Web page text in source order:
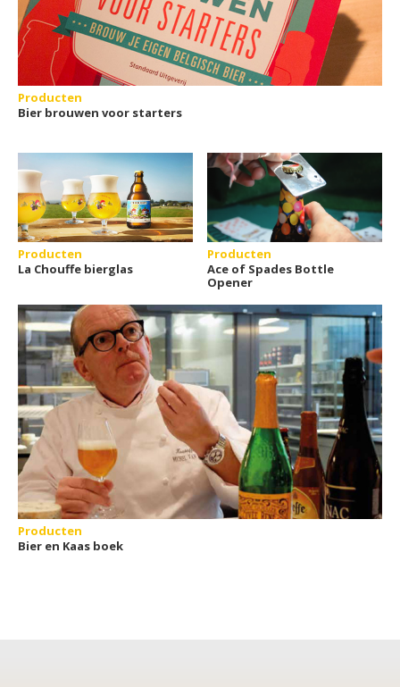
Producten
Bier brouwen voor starters
Producten
La Chouffe bierglas
Producten
Ace of Spades Bottle
Opener
Producten
Bier en Kaas boek